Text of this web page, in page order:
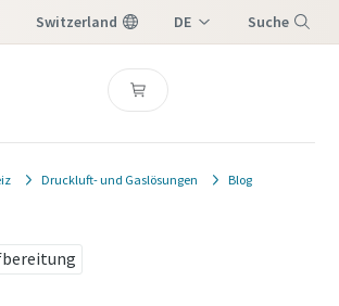
Switzerland DE Suche
Druckluft- und Gaslösungen Blog